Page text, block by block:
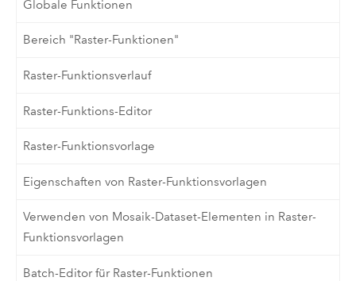
Globale Funktionen
Bereich "Raster-Funktionen"
Raster-Funktionsverlauf
Raster-Funktions-Editor
Raster-Funktionsvorlage
Eigenschaften von Raster-Funktionsvorlagen
Verwenden von Mosaik-Dataset-Elementen in Raster-
Funktionsvorlagen
Batch-Editor für Raster-Funktionen